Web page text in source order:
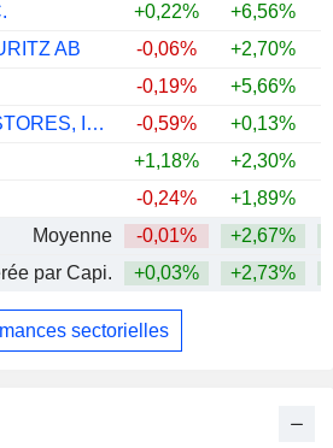
+0,22% +6,56%
AB
-0,06% +2,70%
-0,19% +5,66%
BURLINGTON STORES, INC.
-0,59% +0,13%
+1,18% +2,30%
-0,24% +1,89%
Moyenne
-0,01% +2,67%
par Capi.
+0,03% +2,73%
sectorielles